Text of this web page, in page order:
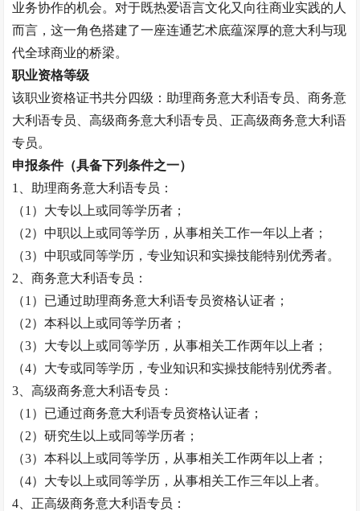
业务协作的机会。对于既热爱语言文化又向往商业实践的人
而言，这一角色搭建了一座连通艺术底蕴深厚的意大利与现
代全球商业的桥梁。
职业资格等级
该职业资格证书共分四级：助理商务意大利语专员 、商务意
大利语专员 、高级商务意大利语专员 、正高级商务意大利语
专员。
申报条件（具备下列条件之一）
1、助理商务意大利语专员 ：
（1）大专以上或同等学历者；
（2）中职以上或同等学历，从事相关工作一年以上者 ；
（3）中职或同等学历，专业知识和实操技能特别优秀者。
2、商务意大利语专员 ：
（1）已通过助理商务意大利语专员资格认证者；
（2）本科以上或同等学历者；
（3）大专以上或同等学历，从事相关工作两年以上者 ；
（4）大专或同等学历，专业知识和实操技能特别优秀者。
3、高级商务意大利语专员 ：
（1）已通过商务意大利语专员资格认证者；
（2）研究生以上或同等学历者；
（3）本科以上或同等学历，从事相关工作两年以上者；
（4）大专以上或同等学历，从事相关工作三年以上者。
4、正高级商务意大利语专员 ：